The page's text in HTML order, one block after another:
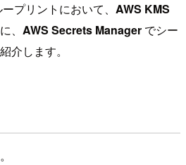
プリントにおいて、 AWS KMS
、 AWS Secrets Manager でシー
介します。